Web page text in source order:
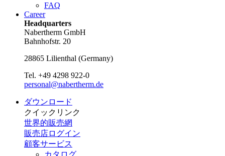
FAQ
Career
Headquarters
Nabertherm GmbH
Bahnhofstr. 20
28865 Lilienthal (Germany)
Tel. +49 4298 922-0
personal@nabertherm.de
ダウンロード
クイックリンク
世界的販売網
販売店ログイン
顧客サービス
カタログ